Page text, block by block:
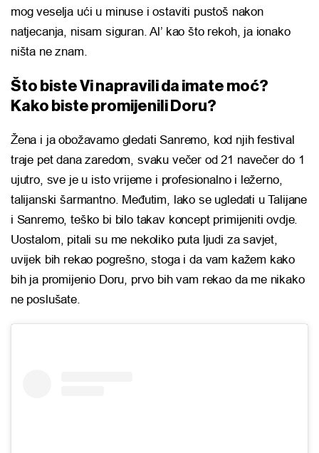
mog veselja ući u minuse i ostaviti pustoš nakon
natjecanja, nisam siguran. Al’ kao što rekoh, ja ionako
ništa ne znam.
Što biste Vi napravili da imate moć?
Kako biste promijenili Doru?
Žena i ja obožavamo gledati Sanremo, kod njih festival
traje pet dana zaredom, svaku večer od 21 navečer do 1
ujutro, sve je u isto vrijeme i profesionalno i ležerno,
talijanski šarmantno. Međutim, lako se ugledati u Talijane
i Sanremo, teško bi bilo takav koncept primijeniti ovdje.
Uostalom, pitali su me nekoliko puta ljudi za savjet,
uvijek bih rekao pogrešno, stoga i da vam kažem kako
bih ja promijenio Doru, prvo bih vam rekao da me nikako
ne poslušate.